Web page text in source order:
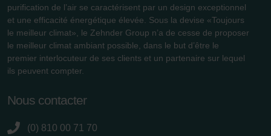
purification de l’air se caractérisent par un design exceptionnel
et une efficacité énergétique élevée. Sous la devise «Toujours
le meilleur climat», le Zehnder Group n’a de cesse de proposer
le meilleur climat ambiant possible, dans le but d’être le
premier interlocuteur de ses clients et un partenaire sur lequel
ils peuvent compter.
Nous contacter
(0) 810 00 71 70